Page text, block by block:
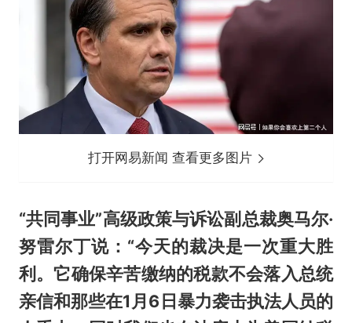
打开网易新闻 查看更多图片
“共同事业”高级政策与诉讼副总裁奥马尔·
努雷尔丁说：“今天的裁决是一次重大胜
利。它确保辛苦缴纳的税款不会落入总统
亲信和那些在1月6日暴力袭击执法人员的